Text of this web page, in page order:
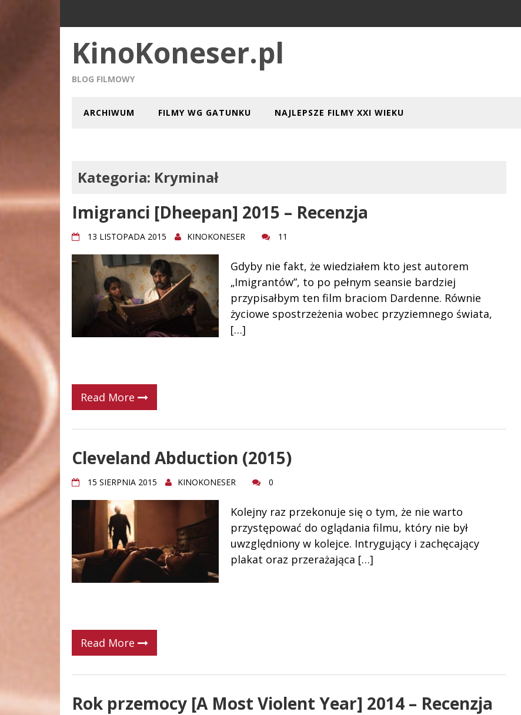
KinoKoneser.pl
BLOG FILMOWY
ARCHIWUM FILMY WG GATUNKU NAJLEPSZE FILMY XXI WIEKU
Kategoria: Kryminał
Imigranci [Dheepan] 2015 – Recenzja
13 LISTOPADA 2015 KINOKONESER 11
Gdyby nie fakt, że wiedziałem kto jest autorem
„Imigrantów”, to po pełnym seansie bardziej
przypisałbym ten film braciom Dardenne. Równie
życiowe spostrzeżenia wobec przyziemnego świata,
[…]
Read More
Cleveland Abduction (2015)
15 SIERPNIA 2015 KINOKONESER 0
Kolejny raz przekonuje się o tym, że nie warto
przystępować do oglądania filmu, który nie był
uwzględniony w kolejce. Intrygujący i zachęcający
plakat oraz przerażająca […]
Read More
Rok przemocy [A Most Violent Year] 2014 – Recenzja